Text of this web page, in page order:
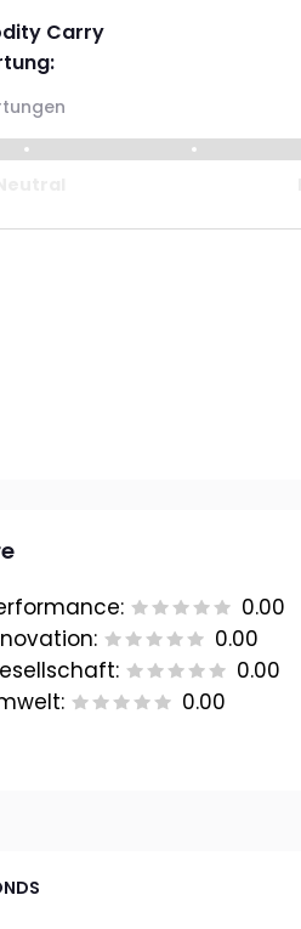
Carry
0.00
0.00
0.00
0.00